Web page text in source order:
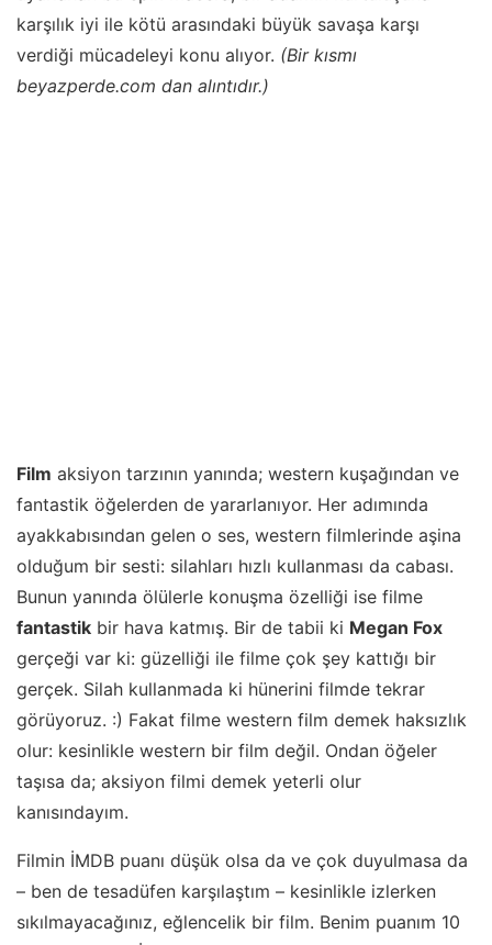
karşılık iyi ile kötü arasındaki büyük savaşa karşı
verdiği mücadeleyi konu alıyor. (Bir kısmı
beyazperde.com dan alıntıdır.)
Film aksiyon tarzının yanında; western kuşağından ve
fantastik öğelerden de yararlanıyor. Her adımında
ayakkabısından gelen o ses, western filmlerinde aşina
olduğum bir sesti: silahları hızlı kullanması da cabası.
Bunun yanında ölülerle konuşma özelliği ise filme
fantastik bir hava katmış. Bir de tabii ki Megan Fox
gerçeği var ki: güzelliği ile filme çok şey kattığı bir
gerçek. Silah kullanmada ki hünerini filmde tekrar
görüyoruz. :) Fakat filme western film demek haksızlık
olur: kesinlikle western bir film değil. Ondan öğeler
taşısa da; aksiyon filmi demek yeterli olur
kanısındayım.
Filmin İMDB puanı düşük olsa da ve çok duyulmasa da
– ben de tesadüfen karşılaştım – kesinlikle izlerken
sıkılmayacağınız, eğlencelik bir film. Benim puanım 10